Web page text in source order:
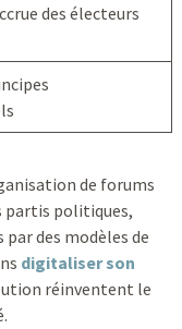
des électeurs
de forums
partis politiques,
des modèles de
digitaliser son
réinventent le